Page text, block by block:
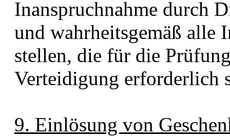
Inanspruchnahme durch
und wahrheitsgemäß alle
stellen, die für die
Verteidigung erforderlich
9. Einlösung von